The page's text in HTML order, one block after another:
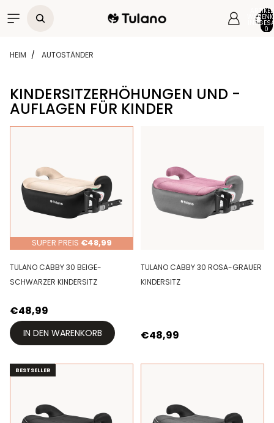
0
HEIM AUTOSTÄNDER
KINDERSITZERHÖHUNGEN UND -
AUFLAGEN FÜR KINDER
SUPER PREIS €48,99
TULANO CABBY 30 BEIGE-
SCHWARZER KINDERSITZ
€48,99
IN DEN WARENKORB
TULANO CABBY 30 ROSA-GRAUER
KINDERSITZ
€48,99
BESTSELLER
BESTSELLER